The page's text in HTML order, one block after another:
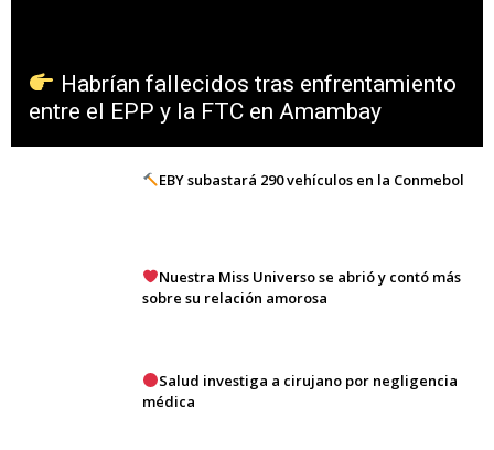
Habrían fallecidos tras enfrentamiento
entre el EPP y la FTC en Amambay
EBY subastará 290 vehículos en la Conmebol
Nuestra Miss Universo se abrió y contó más
sobre su relación amorosa
Salud investiga a cirujano por negligencia
médica